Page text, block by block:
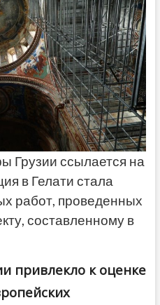
Грузии ссылается на
в Гелати стала
работ, проведенных
составленному в
привлекло к оценке